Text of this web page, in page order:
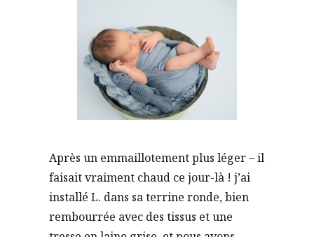
Après un emmaillotement plus léger – il
faisait vraiment chaud ce jour-là ! j’ai
installé L. dans sa terrine ronde, bien
rembourrée avec des tissus et une